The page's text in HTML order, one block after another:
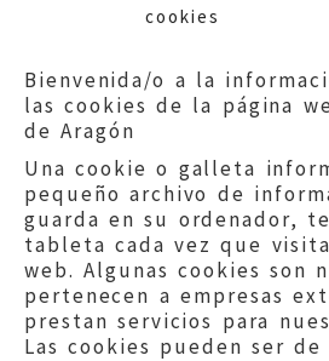
cookies
Bienvenida/o a la
las cookies de la página
de Aragón
Una cookie o galleta
pequeño archivo de
guarda en su ordenador,
tableta cada vez que
web. Algunas cookies son
pertenecen a empresas
prestan servicios para
Las cookies pueden ser